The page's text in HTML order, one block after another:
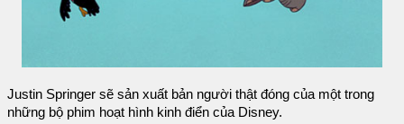
Justin Springer sẽ sản xuất bản người thật đóng của một trong
những bộ phim hoạt hình kinh điển của Disney.